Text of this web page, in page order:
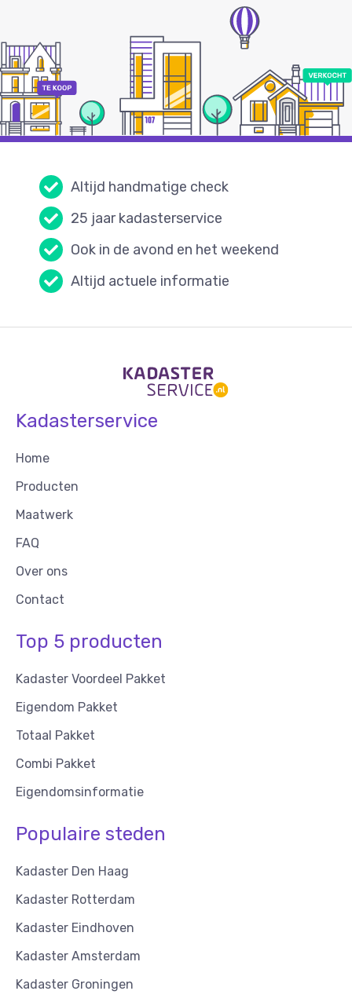
Altijd handmatige check
25 jaar kadasterservice
Ook in de avond en het weekend
Altijd actuele informatie
Kadasterservice
Home
Producten
Maatwerk
FAQ
Over ons
Contact
Top 5 producten
Kadaster Voordeel Pakket
Eigendom Pakket
Totaal Pakket
Combi Pakket
Eigendomsinformatie
Populaire steden
Kadaster Den Haag
Kadaster Rotterdam
Kadaster Eindhoven
Kadaster Amsterdam
Kadaster Groningen